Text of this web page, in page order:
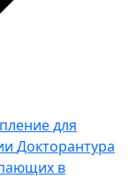
для
Докторантура
в